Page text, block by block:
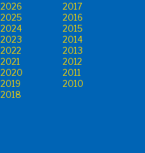
2026
2017
2025
2016
2024
2015
2023
2014
2022
2013
2021
2012
2020
2011
2019
2010
2018